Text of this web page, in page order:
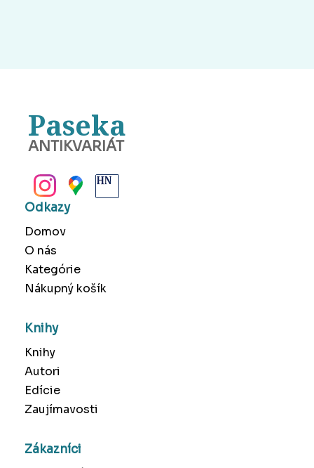
Paseka
ANTIKVARIÁT
Odkazy
Domov
O nás
Kategórie
Nákupný košík
Knihy
Knihy
Autori
Edície
Zaujímavosti
Zákazníci